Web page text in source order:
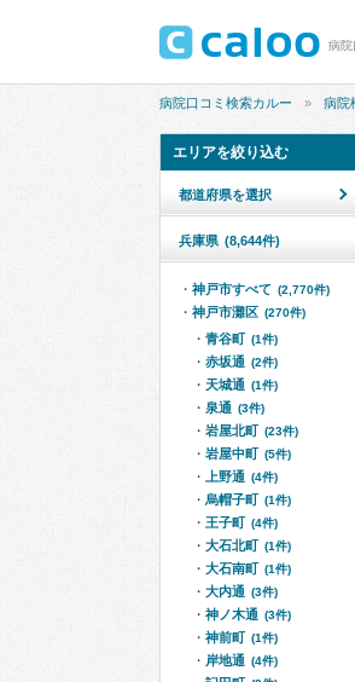
病院
病院口コミ検索カルー 病院
エリアを絞り込む
都道府県を選択
兵庫県 (8,644件)
神戸市すべて (2,770件)
神戸市灘区 (270件)
青谷町 (1件)
赤坂通 (2件)
天城通 (1件)
泉通 (3件)
岩屋北町 (23件)
岩屋中町 (5件)
上野通 (4件)
烏帽子町 (1件)
王子町 (4件)
大石北町 (1件)
大石南町 (1件)
大内通 (3件)
神ノ木通 (3件)
神前町 (1件)
岸地通 (4件)